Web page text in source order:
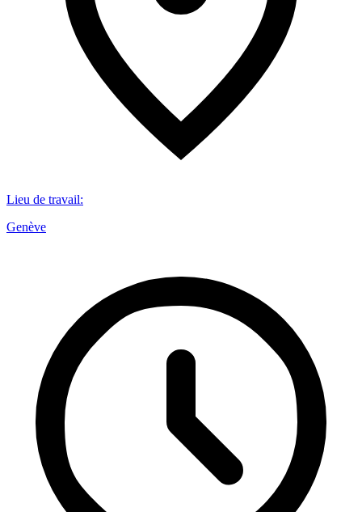
Lieu de travail:
Genève